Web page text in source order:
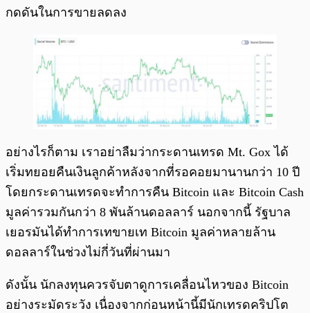
กดดันในการขายลดลง
อย่างไรก็ตาม เราอย่าลืมว่ากระดานเทรด Mt. Gox ได้
เริ่มทยอยคืนเงินลูกค้าหลังจากที่รอคอยมานานกว่า 10 ปี
โดยกระดานเทรดจะทำการคืน Bitcoin และ Bitcoin Cash
มูลค่ารวมกันกว่า 8 พันล้านดอลลาร์ นอกจากนี้ รัฐบาล
เยอรมันได้ทำการเทขายเท Bitcoin มูลค่าหลายล้าน
ดอลลาร์ในช่วงไม่กี่วันที่ผ่านมา
ดังนั้น นักลงทุนควรจับตาดูการเคลื่อนไหวของ Bitcoin
อย่างระมัดระวัง เนื่องจากก่อนหน้านี้มีนักเทรดคริปโต